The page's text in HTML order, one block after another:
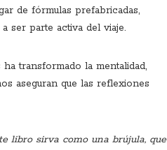
de fórmulas prefabricadas,
ser parte activa del viaje.
transformado la mentalidad,
aseguran que las reflexiones
libro sirva como una brújula, que